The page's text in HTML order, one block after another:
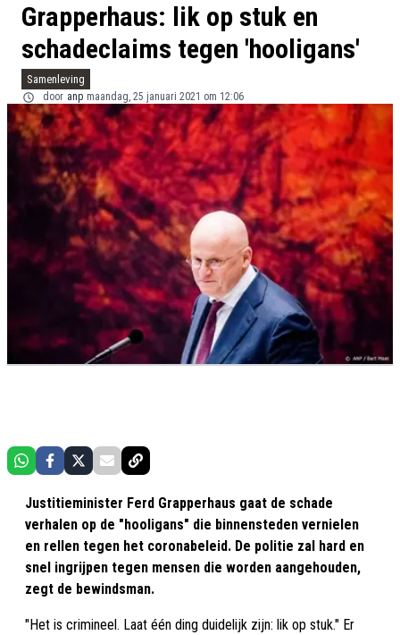
Grapperhaus: lik op stuk en
schadeclaims tegen 'hooligans'
Samenleving
door anp maandag, 25 januari 2021 om 12:06
Justitieminister Ferd Grapperhaus gaat de schade
verhalen op de "hooligans" die binnensteden vernielen
en rellen tegen het coronabeleid. De politie zal hard en
snel ingrijpen tegen mensen die worden aangehouden,
zegt de bewindsman.
"Het is crimineel. Laat één ding duidelijk zijn: lik op stuk." Er